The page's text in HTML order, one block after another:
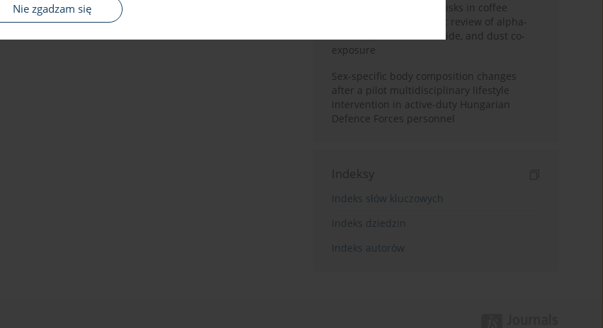
Nie zgadzam się
Synergistic respiratory risks in coffee
processing: a systematic review of alpha-
diketone, carbon monoxide, and dust co-
exposure
Sex-specific body composition changes
after a pilot multidisciplinary lifestyle
intervention in active-duty Hungarian
Defence Forces personnel
Indeksy
Indeks słów kluczowych
Indeks dziedzin
Indeks autorów